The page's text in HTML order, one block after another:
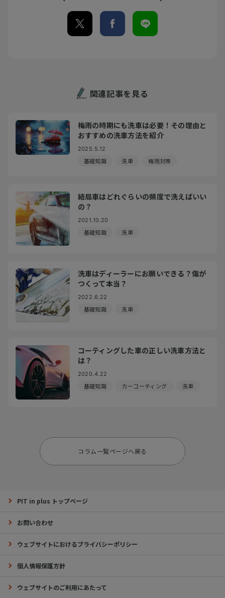
関連記事を見る
梅雨の時期にも洗車は必要！その理由と
おすすめの洗車方法を紹介
2025.5.12
基礎知識 洗車 梅雨対策
結局車はどれぐらいの頻度で洗えばいい
の？
2021.10.20
基礎知識 洗車
洗車はディーラーにお願いできる？傷が
つくって本当？
2022.6.22
基礎知識 洗車
コーティングした車の正しい洗車方法と
は？
2020.4.22
基礎知識 カーコーティング 洗車
コラム一覧ページへ戻る
PIT in plus トップページ
お問い合わせ
ウェブサイトにおけるプライバシーポリシー
個人情報保護方針
ウェブサイトのご利用にあたって